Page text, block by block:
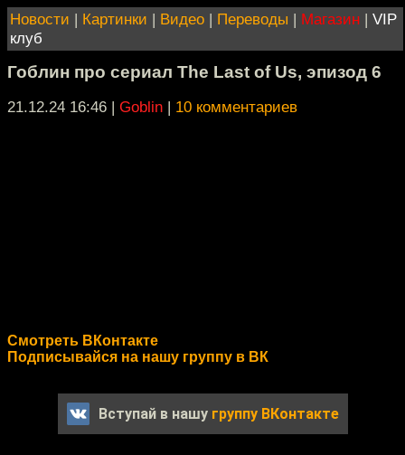
Новости | Картинки | Видео | Переводы | Магазин | VIP
клуб
Гоблин про сериал The Last of Us, эпизод 6
21.12.24 16:46 | Goblin | 10 комментариев
Смотреть ВКонтакте
Подписывайся на нашу группу в ВК
Вступай в нашу группу ВКонтакте